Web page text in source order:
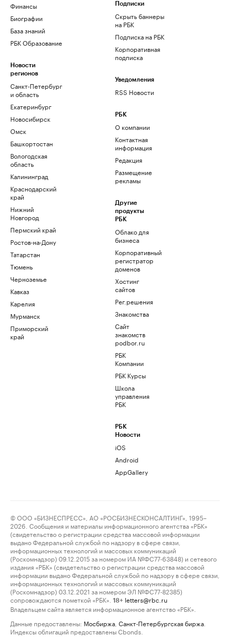
Финансы
Биографии
База знаний
РБК Образование
Новости
регионов
Санкт-Петербург
и область
Екатеринбург
Новосибирск
Омск
Башкортостан
Вологодская
область
Калининград
Краснодарский
край
Нижний
Новгород
Пермский край
Ростов-на-Дону
Татарстан
Тюмень
Черноземье
Кавказ
Карелия
Мурманск
Приморский
край
Подписки
Скрыть баннеры
на РБК
Подписка на РБК
Корпоративная
подписка
Уведомления
RSS Новости
РБК
О компании
Контактная
информация
Редакция
Размещение
рекламы
Другие
продукты
РБК
Облако для
бизнеса
Корпоративный
регистратор
доменов
Хостинг
сайтов
Рег.решения
Знакомства
Сайт
знакомств
podbor.ru
РБК
Компании
РБК Курсы
Школа
управления
РБК
РБК
Новости
iOS
Android
AppGallery
© ООО «БИЗНЕСПРЕСС», АО «РОСБИЗНЕСКОНСАЛТИНГ», 1995–
2026. Сообщения и материалы информационного агентства «РБК»
(свидетельство о регистрации средства массовой информации
выдано Федеральной службой по надзору в сфере связи,
информационных технологий и массовых коммуникаций
(Роскомнадзор) 09.12.2015 за номером ИА №ФС77-63848) и сетевого
издания «РБК» (свидетельство о регистрации средства массовой
информации выдано Федеральной службой по надзору в сфере связи,
информационных технологий и массовых коммуникаций
(Роскомнадзор) 03.12.2021 за номером ЭЛ №ФС77-82385)
сопровождаются пометкой «РБК».
18+ letters@rbc.ru
Владельцем сайта является информационное агентство «РБК».
Данные предоставлены: Мосбиржа Санкт-Петербургская биржа
Индексы облигаций предоставлены Cbonds.